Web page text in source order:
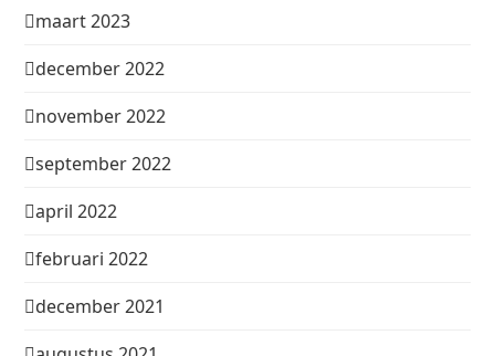
maart 2023
december 2022
november 2022
september 2022
april 2022
februari 2022
december 2021